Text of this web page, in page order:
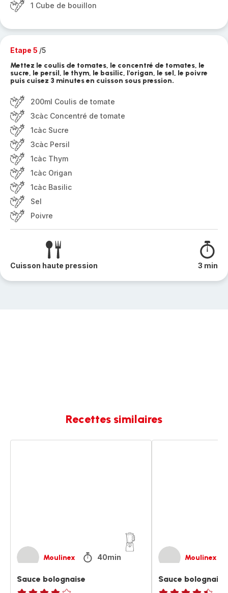
1 Cube de bouillon
Etape 5 /5
Mettez le coulis de tomates, le concentré de tomates, le
sucre, le persil, le thym, le basilic, l'origan, le sel, le poivre
puis cuisez 3 minutes en cuisson sous pression.
200ml Coulis de tomate
3càc Concentré de tomate
1càc Sucre
3càc Persil
1càc Thym
1càc Origan
1càc Basilic
Sel
Poivre
Cuisson haute pression 3 min
Recettes similaires
Moulinex 40min
Sauce bolognaise
Moulinex
Sauce bolognaise